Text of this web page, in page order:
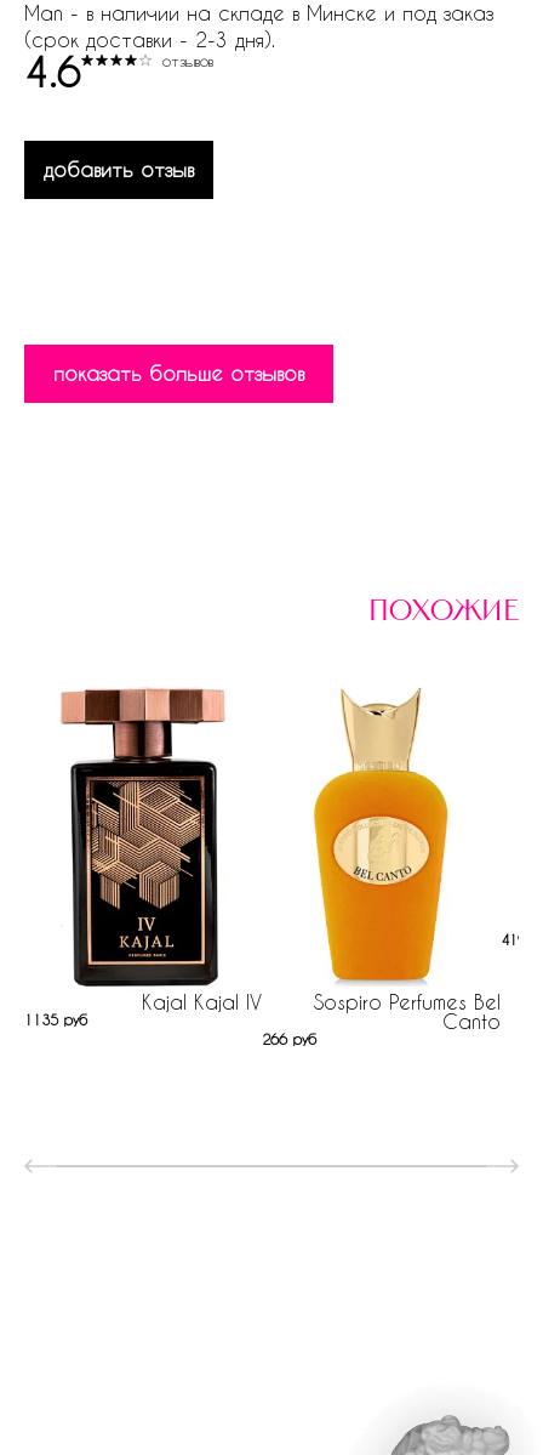
Man - в наличии на складе в Минске и под заказ
(срок доставки - 2-3 дня).
4.6 отзывов
добавить отзыв
показать больше отзывов
похожие
Kajal Kajal IV
1135 руб
Sospiro Perfumes Bel
Canto
266 руб
419